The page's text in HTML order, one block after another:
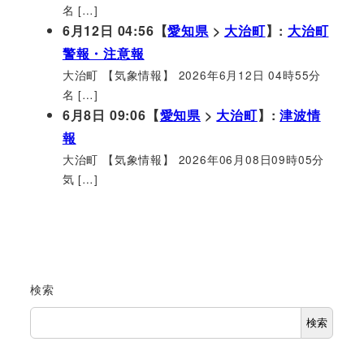
名 […]
6月12日 04:56【愛知県> 大治町】: 大治町
警報・注意報
大治町 【気象情報】 2026年6月12日 04時55分
名 […]
6月8日 09:06【愛知県 > 大治町】:津波情
報
大治町 【気象情報】 2026年06月08日09時05分
気 […]
検索
検索